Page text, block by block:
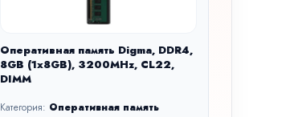
Оперативная память Digma, DDR4,
8GB (1x8GB), 3200MHz, CL22,
DIMM
Категория: Оперативная память